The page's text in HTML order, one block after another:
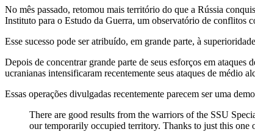
No mês passado, retomou mais território do que a Rússia
Instituto para o Estudo da Guerra, um observatório de conflitos
Esse sucesso pode ser atribuído, em grande parte, à
Depois de concentrar grande parte de seus esforços em
ucranianas intensificaram recentemente seus ataques de médio
Essas operações divulgadas recentemente parecem ser uma
There are good results from the warriors of the SSU
our temporarily occupied territory. Thanks to just this